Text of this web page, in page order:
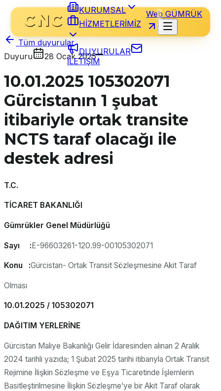
KURUMSAL
HİZMETLERİMİZ
DUYURULAR
İLETİŞİM
Web GÜMRÜK
Tüm duyurular
Duyuru
28 Ocak 2025
10.01.2025 105302071
Gürcistanın 1 şubat
itibariyle ortak transite
NCTS taraf olacağı ile
destek adresi
T.C.
TİCARET BAKANLIĞI
Gümrükler Genel Müdürlüğü
Sayı :E-96603261-120.99-00105302071
Konu :Gürcistan- Ortak Transit Sözleşmesine Akit Taraf
Olması
10.01.2025 / 105302071
DAĞITIM YERLERİNE
Gürcistan Maliye Bakanlığı Gelir İdaresinden alınan 2 Aralık
2024 tarihli yazıda; 1 Şubat 2025 tarihi itibarıyla Ortak Transit
Rejimine İlişkin Sözleşme ve Eşya Ticaretinde İşlemlerin
Basitleştirilmesine İlişkin Sözleşme’ye bir Akit Taraf olarak